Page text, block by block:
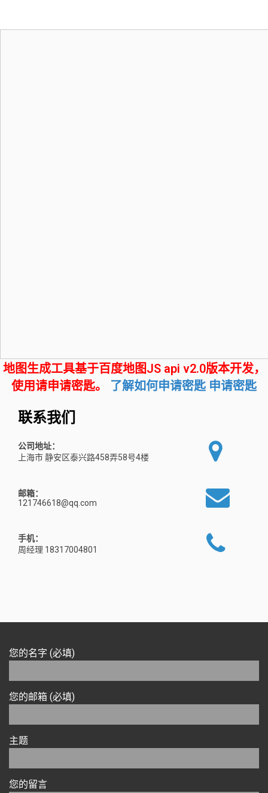
地图生成工具基于百度地图JS api v2.0版本开发，
使用请申请密匙。 了解如何申请密匙 申请密匙
联系我们
公司地址：
上海市 静安区泰兴路458弄58号4楼
邮箱：
121746618@qq.com
手机：
周经理 18317004801
您的名字 (必填)
您的邮箱 (必填)
主题
您的留言